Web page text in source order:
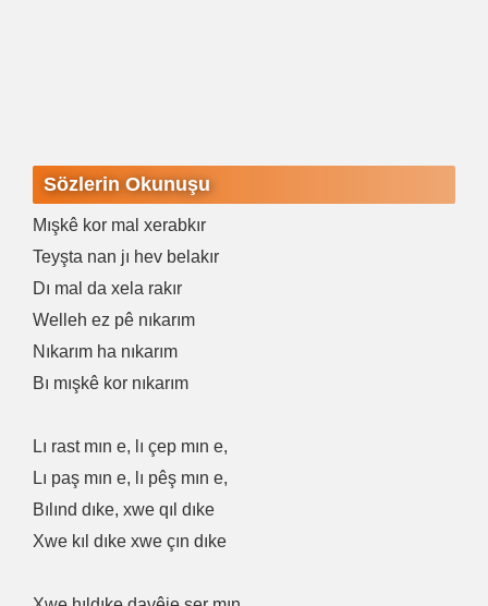
Sözlerin Okunuşu
Mışkê kor mal xerabkır
Teyşta nan jı hev belakır
Dı mal da xela rakır
Welleh ez pê nıkarım
Nıkarım ha nıkarım
Bı mışkê kor nıkarım
Lı rast mın e, lı çep mın e,
Lı paş mın e, lı pêş mın e,
Bılınd dıke, xwe qıl dıke
Xwe kıl dıke xwe çın dıke